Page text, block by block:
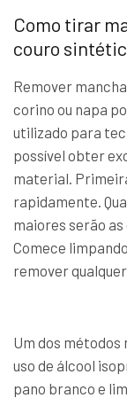
Como tirar
couro
Remover
corino ou napa
utilizado para
possível obter
material.
rapidamente.
maiores serão
Comece
remover
Um dos
uso de álcool
pano branco e